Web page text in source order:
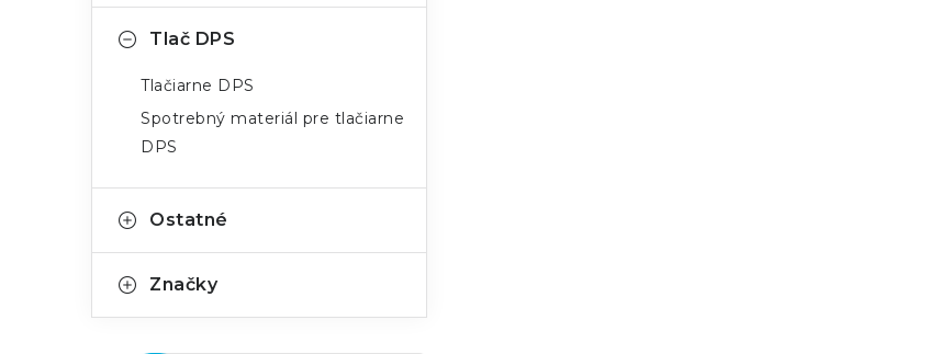
Tlač DPS
Tlačiarne DPS
Spotrebný materiál pre tlačiarne
DPS
Ostatné
Značky